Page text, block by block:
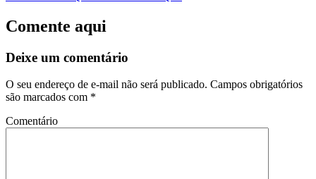
Comente aqui
Deixe um comentário
O seu endereço de e-mail não será publicado. Campos obrigatórios
são marcados com *
Comentário